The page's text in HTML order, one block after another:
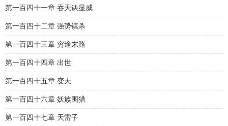
第一百四十一章 吞天诀显威
第一百四十二章 强势镇杀
第一百四十三章 穷途末路
第一百四十四章 出世
第一百四十五章 变天
第一百四十六章 妖族围猎
第一百四十七章 天雷子